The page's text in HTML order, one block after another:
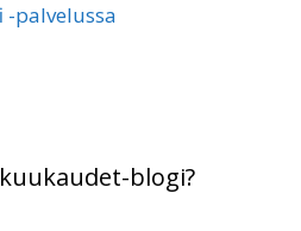
-palvelussa
blogi?